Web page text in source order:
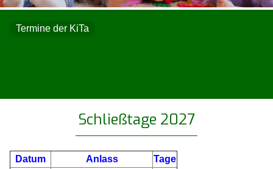
Termine der KiTa
Schließtage 2027
Datum Anlass
Tage